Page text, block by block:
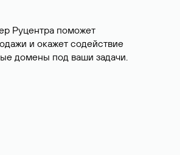
Руцентра поможет
и окажет содействие
домены под ваши задачи.